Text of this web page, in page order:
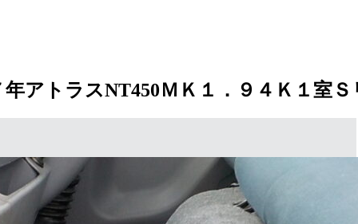
年アトラスNT450ＭＫ１．９４Ｋ１室Ｓ